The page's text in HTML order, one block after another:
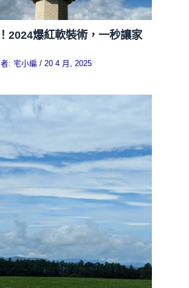
2024爆紅軟裝術，一秒讓家
: 宅小編/20 4 月, 2025